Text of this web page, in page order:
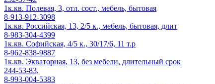
1к.кв. Полевая, 3, отл. сост., мебель, бытовая
8-913-912-3098
1к.кв. Российская, 13, 2/5 к., мебель, бытовая, длит
8-983-304-4399
1к.кв. Софийская, 4/5 к., 30/17/6, 11 т.р
8-962-838-9887
1к.кв. Экваторная, 13, без мебели, длительный срок
244-53-83,
8-993-004-5383